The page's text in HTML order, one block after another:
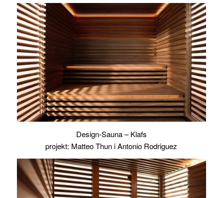
Design-Sauna – Klafs
projekt: Matteo Thun i Antonio Rodriguez